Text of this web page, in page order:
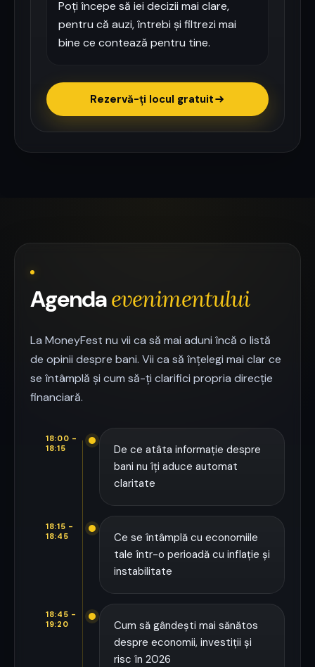
Poți începe să iei decizii mai clare,
pentru că auzi, întrebi și filtrezi mai
bine ce contează pentru tine.
Rezervă-ți locul gratuit
Agendaevenimentului
La MoneyFest nu vii ca să mai aduni încă o listă
de opinii despre bani. Vii ca să înțelegi mai clar ce
se întâmplă și cum să-ți clarifici propria direcție
financiară.
18:00 -
18:15
De ce atâta informație despre
bani nu îți aduce automat
claritate
18:15 -
18:45
Ce se întâmplă cu economiile
tale într-o perioadă cu inflație și
instabilitate
18:45 -
19:20
Cum să gândești mai sănătos
despre economii, investiții și
risc în 2026